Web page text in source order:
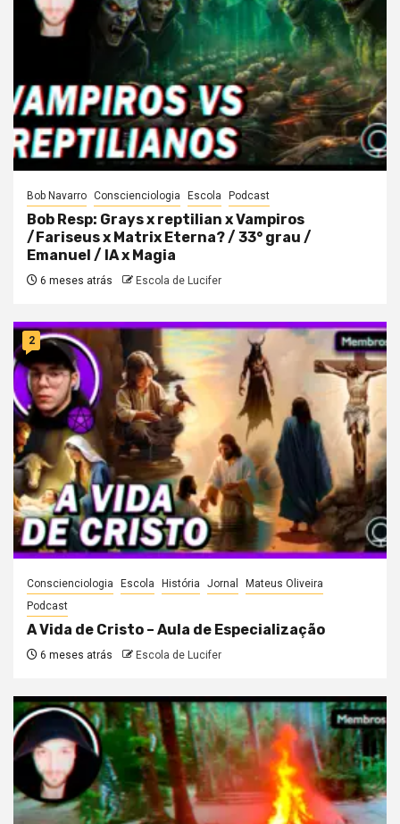
Bob Navarro Conscienciologia Escola Podcast
Bob Resp: Grays x reptilian x Vampiros
/Fariseus x Matrix Eterna? / 33° grau /
Emanuel / IA x Magia
6 meses atrás Escola de Lucifer
2
Conscienciologia Escola História Jornal
Mateus Oliveira
Podcast
A Vida de Cristo – Aula de Especialização
6 meses atrás Escola de Lucifer